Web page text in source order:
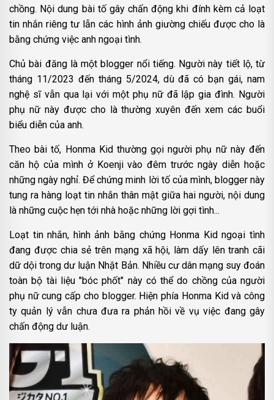
chồng. Nội dung bài tố gây chấn động khi đính kèm cả loạt
tin nhắn riêng tư lẫn các hình ảnh giường chiếu được cho là
bằng chứng việc anh ngoại tình.
Chủ bài đăng là một blogger nổi tiếng. Người này tiết lộ, từ
tháng 11/2023 đến tháng 5/2024, dù đã có bạn gái, nam
nghệ sĩ vẫn qua lại với một phụ nữ đã lập gia đình. Người
phụ nữ này được cho là thường xuyên đến xem các buổi
biểu diễn của anh.
Theo bài tố, Honma Kid thường gọi người phụ nữ này đến
căn hộ của mình ở Koenji vào đêm trước ngày diễn hoặc
những ngày nghỉ. Để chứng minh lời tố của mình, blogger này
tung ra hàng loạt tin nhắn thân mật giữa hai người, nội dung
là những cuộc hẹn tới nhà hoặc những lời gợi tình...
Loạt tin nhắn, hình ảnh bằng chứng Honma Kid ngoại tình
đang được chia sẻ trên mạng xã hội, làm dấy lên tranh cãi
dữ dội trong dư luận Nhật Bản. Nhiều cư dân mạng suy đoán
toàn bộ tài liệu "bóc phốt" này có thể do chồng của người
phụ nữ cung cấp cho blogger. Hiện phía Honma Kid và công
ty quản lý vẫn chưa đưa ra phản hồi về vụ việc đang gây
chấn động dư luận.